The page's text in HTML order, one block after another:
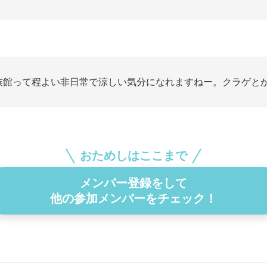
館って程よい非日常で涼しい気分になれますねー。クラゲと
おためしはここまで
メンバー登録をして
他の参加メンバーをチェック！